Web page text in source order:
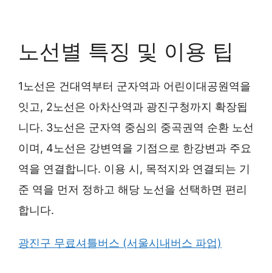
노선별 특징 및 이용 팁
1노선은 건대역부터 군자역과 어린이대공원역을
잇고, 2노선은 아차산역과 광진구청까지 확장됩
니다. 3노선은 군자역 중심의 중곡권역 순환 노선
이며, 4노선은 강변역을 기점으로 한강변과 주요
역을 연결합니다. 이용 시, 목적지와 연결되는 기
준 역을 먼저 정하고 해당 노선을 선택하면 편리
합니다.
광진구 무료셔틀버스 (서울시내버스 파업)